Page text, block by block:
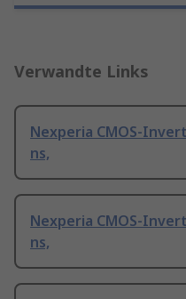
Verwandte Links
Nexperia CMOS-
ns,
Nexperia CMOS-
ns,